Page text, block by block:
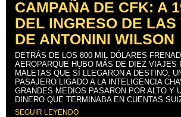
CAMPAÑA DE CFK: A
DEL INGRESO DE
DE ANTONINI WILSON
DETRÁS DE LOS 800 MIL DÓLARES
AEROPARQUE HUBO MÁS DE DIEZ VIAJES
MALETAS QUE SÍ LLEGARON A DESTINO,
PASAJERO LIGADO A LA INTELIGENCIA
GRANDES MEDIOS PASARON POR ALTO Y
DINERO QUE TERMINABA EN CUENTAS
SEGUIR LEYENDO